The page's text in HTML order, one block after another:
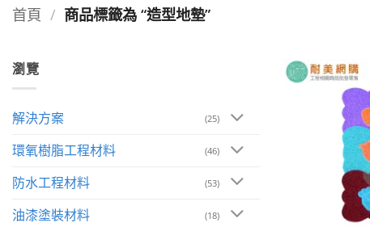
首頁 / 商品標籤為 “造型地墊”
瀏覽
解決方案 (25)
環氧樹脂工程材料 (46)
防水工程材料 (53)
油漆塗裝材料 (18)